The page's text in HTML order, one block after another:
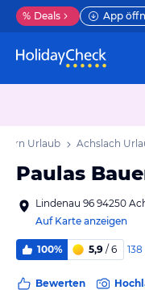
% Deals App
Urlaub Achslach
Paulas
Lindenau 96 94250
Auf Karte anzeigen
100% 5,9 / 6 138
Bewerten